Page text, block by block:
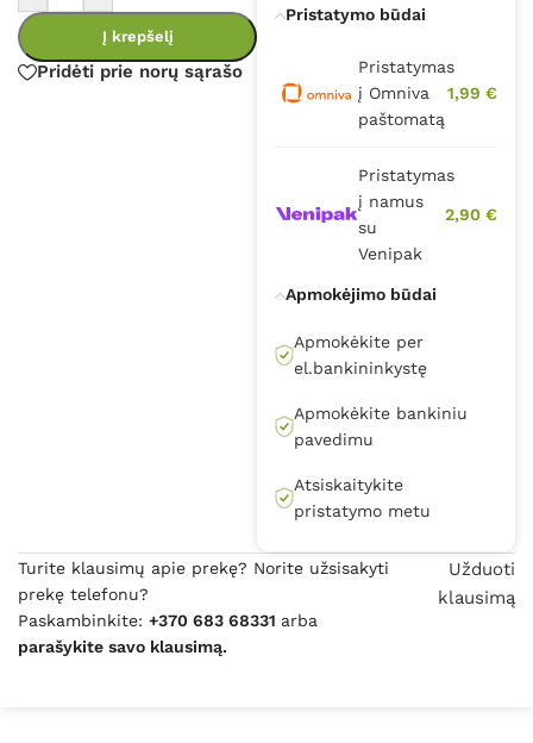
Į krepšelį
Pridėti prie norų sąrašo
Pristatymo būdai
Pristatymas
į Omniva
paštomatą
1,99 €
Pristatymas
į namus
su
Venipak
2,90 €
Apmokėjimo būdai
Apmokėkite per
el.bankininkystę
Apmokėkite bankiniu
pavedimu
Atsiskaitykite
pristatymo metu
Turite klausimų apie prekę? Norite užsisakyti
prekę telefonu?
Paskambinkite: +370 683 68331 arba
parašykite savo klausimą.
Užduoti
klausimą